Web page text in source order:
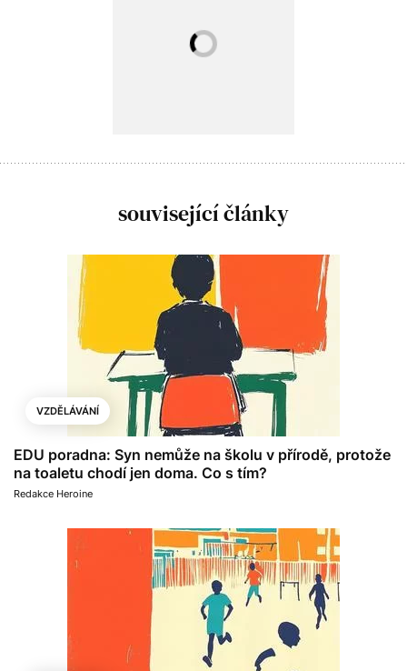
související články
VZDĚLÁVÁNÍ
EDU poradna: Syn nemůže na školu v přírodě, protože
na toaletu chodí jen doma. Co s tím?
Redakce Heroine